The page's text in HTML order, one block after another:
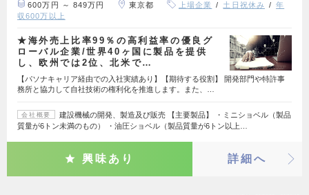
600万円 ～ 849万円 東京都 上場企業 土日祝休み
年
収600万以上
★海外売上比率99％の高利益率の優良グ
ローバル企業/世界40ヶ国に製品を提供
し、欧州では2位、北米で…
【パソナキャリア経由での入社実績あり】【期待する役割】 開発部門や特許事
務所と協力して自社技術の権利化を推進します。また、…
会社概要
建設機械の開発、製造及び販売 【主要製品】 ・ミニショベル（製品
質量が6トン未満のもの） ・油圧ショベル（製品質量が6トン以上…
興味あり 詳細へ